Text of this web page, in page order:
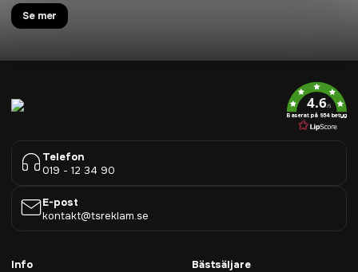
Se mer
4.6/5
Baserat på 954 betyg
Telefon
019 - 12 34 90
E-post
kontakt@tsreklam.se
Info
Bästsäljare